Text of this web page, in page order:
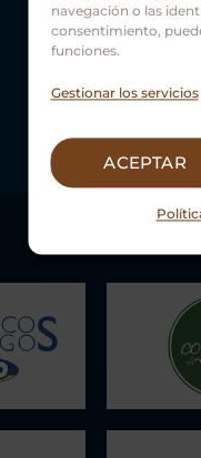
navegación o las
consentimiento,
funciones.
Gestionar los servicios
ACEPTAR